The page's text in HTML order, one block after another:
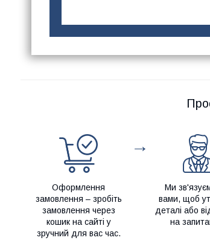
Оформлення
замовлення – зробіть
замовлення через
кошик на сайті у
зручний для вас час.
→
Ми
вами, щоб
деталі або
на